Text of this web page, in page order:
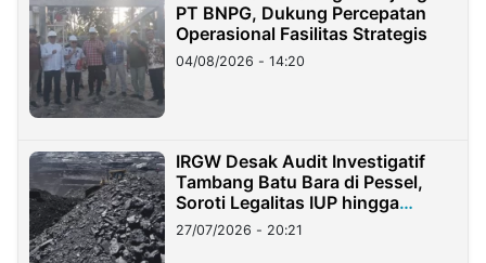
PT BNPG, Dukung Percepatan
Operasional Fasilitas Strategis
04/08/2026 - 14:20
IRGW Desak Audit Investigatif
Tambang Batu Bara di Pessel,
Soroti Legalitas IUP hingga
Stockpile
27/07/2026 - 20:21